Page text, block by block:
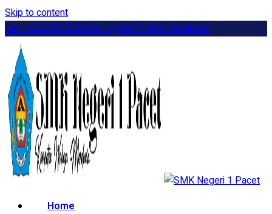
Skip to content
Call: +62 878-7030-3913 (Staff Public Relations)
Home